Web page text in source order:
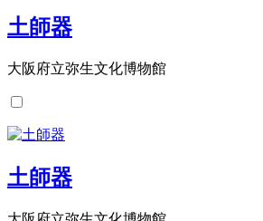
土師器
大阪府立弥生文化博物館
土師器